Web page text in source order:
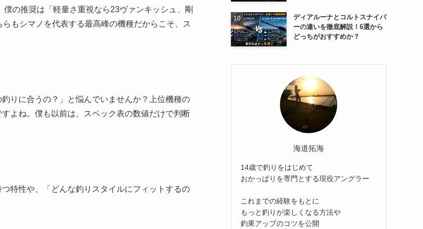
の推奨は「軽量さ重視なら23ヴァンキッシュ、剛
もシマノを代表する最高峰の機種だからこそ、ス
りに合うの？」と悩んでいませんか？上位機種の
よね。僕も以前は、スペック表の数値だけで判断
特性や、「どんな釣りスタイルにフィットするの
ディアルーナとコルトスナイパ
ーの違いを徹底解説！6選から
どっちがおすすめか？
海道拓海
14歳で釣りをはじめて
おかっぱりを専門とする現役アングラー
これまでの経験をもとに
もっと釣りが楽しくなる方法や
釣果アップのコツを公開